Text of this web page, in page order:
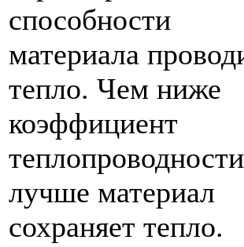
способности
материала
тепло. Чем ниже
коэффициент
лучше материал
сохраняет тепло.